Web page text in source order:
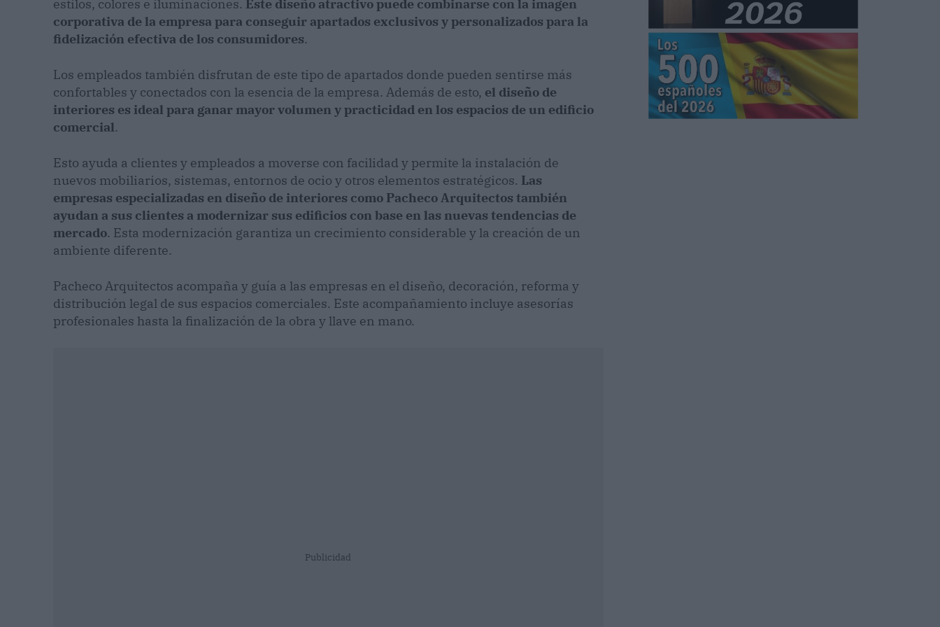
estilos, colores e iluminaciones. Este diseño atractivo puede combinarse con la imagen
corporativa de la empresa para conseguir apartados exclusivos y personalizados para la
fidelización efectiva de los consumidores.
Los empleados también disfrutan de este tipo de apartados donde pueden sentirse más
confortables y conectados con la esencia de la empresa. Además de esto, el diseño de
interiores es ideal para ganar mayor volumen y practicidad en los espacios de un edificio
comercial.
Esto ayuda a clientes y empleados a moverse con facilidad y permite la instalación de
nuevos mobiliarios, sistemas, entornos de ocio y otros elementos estratégicos. Las
empresas especializadas en diseño de interiores como Pacheco Arquitectos también
ayudan a sus clientes a modernizar sus edificios con base en las nuevas tendencias de
mercado. Esta modernización garantiza un crecimiento considerable y la creación de un
ambiente diferente.
Pacheco Arquitectos acompaña y guía a las empresas en el diseño, decoración, reforma y
distribución legal de sus espacios comerciales. Este acompañamiento incluye asesorías
profesionales hasta la finalización de la obra y llave en mano.
Publicidad